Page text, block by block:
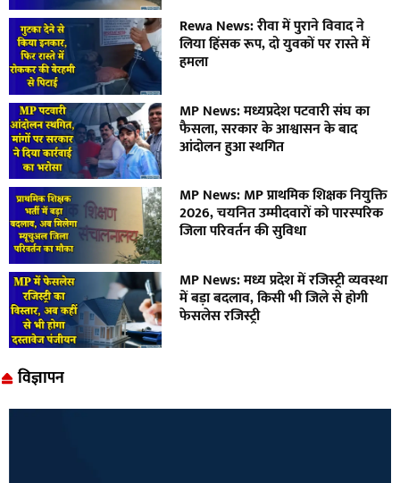
Rewa News: रीवा में पुराने विवाद ने
लिया हिंसक रूप, दो युवकों पर रास्ते में
हमला
MP News: मध्यप्रदेश पटवारी संघ का
फैसला, सरकार के आश्वासन के बाद
आंदोलन हुआ स्थगित
MP News: MP प्राथमिक शिक्षक नियुक्ति
2026, चयनित उम्मीदवारों को पारस्परिक
जिला परिवर्तन की सुविधा
MP News: मध्य प्रदेश में रजिस्ट्री व्यवस्था
में बड़ा बदलाव, किसी भी जिले से होगी
फेसलेस रजिस्ट्री
विज्ञापन